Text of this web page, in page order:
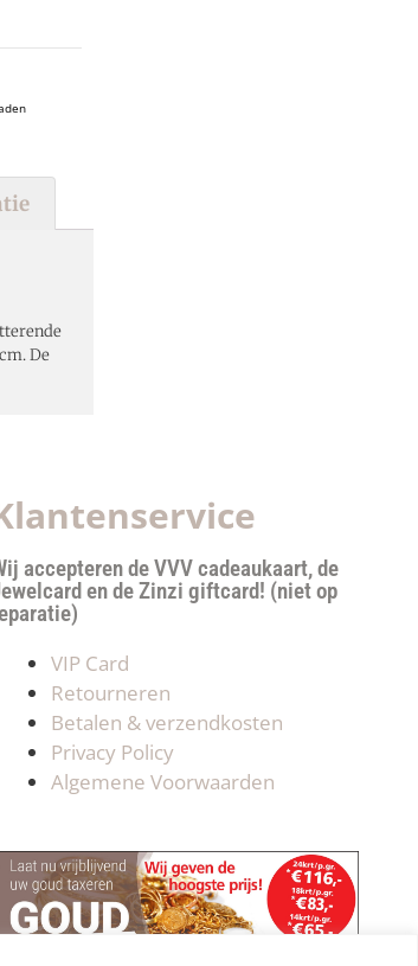
De
accepteren de VVV cadeaukaart, de
en de Zinzi giftcard! (niet op
VIP Card
Retourneren
Betalen & verzendkosten
Privacy Policy
Algemene Voorwaarden